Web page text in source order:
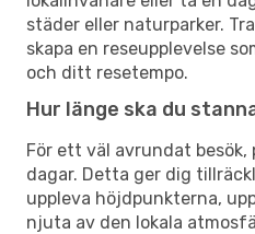
städer eller naturparker.
skapa en reseupplevelse
och ditt resetempo.
Hur länge ska du
För ett väl avrundat
dagar. Detta ger dig
uppleva höjdpunkterna,
njuta av den lokala